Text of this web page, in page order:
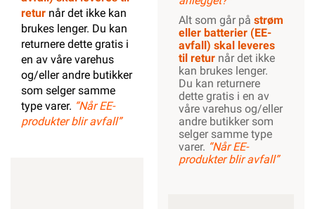
retur når det ikke kan
brukes lenger. Du kan
returnere dette gratis i
en av våre varehus
og/eller andre butikker
som selger samme
type varer. “Når EE-
produkter blir avfall”
Alt som går på strøm
eller batterier (EE-
avfall) skal leveres
til retur når det ikke
kan brukes lenger.
Du kan returnere
dette gratis i en av
våre varehus og/eller
andre butikker som
selger samme type
varer. “Når EE-
produkter blir avfall”